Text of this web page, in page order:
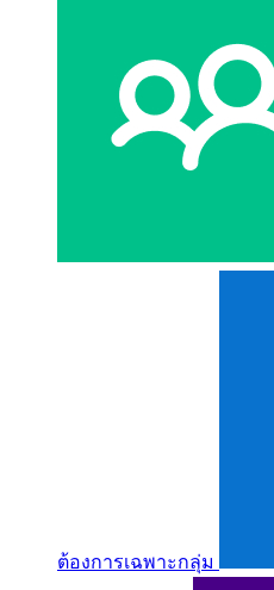
ต้องการเฉพาะกลุ่ม